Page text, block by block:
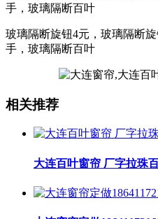
手，玻璃隔断百叶
玻璃隔断旋钮4元，玻璃隔断
手，玻璃隔断百叶
相关推荐
大连百叶窗帘 厂字拉珠